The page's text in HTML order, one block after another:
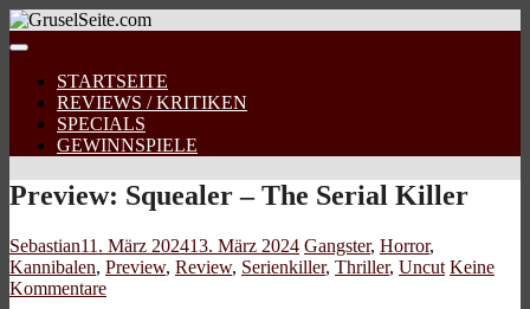
STARTSEITE
REVIEWS / KRITIKEN
SPECIALS
GEWINNSPIELE
Preview: Squealer – The Serial Killer
Sebastian11. März 202413. März 2024 Gangster, Horror,
Kannibalen, Preview, Review, Serienkiller, Thriller, Uncut Keine
Kommentare